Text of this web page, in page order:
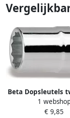
Beta Dopsleutels
920B 21
1
€ 9,85